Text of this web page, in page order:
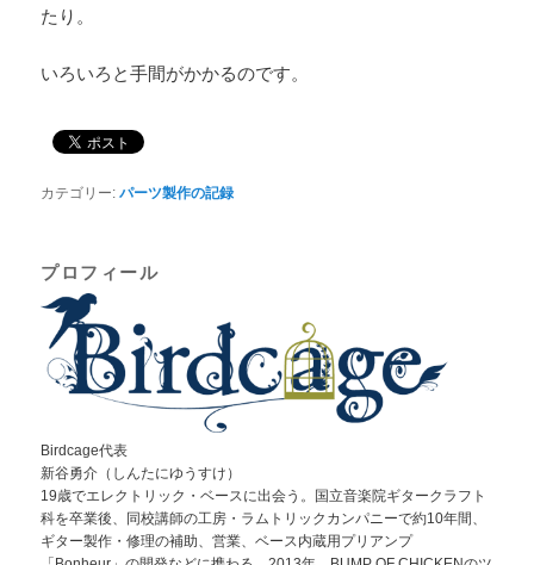
たり。
いろいろと手間がかかるのです。
カテゴリー: パーツ製作の記録
プロフィール
Birdcage代表
新谷勇介（しんたにゆうすけ）
19歳でエレクトリック・ベースに出会う。国立音楽院ギタークラフト
科を卒業後、同校講師の工房・ラムトリックカンパニーで約10年間、
ギター製作・修理の補助、営業、ベース内蔵用プリアンプ